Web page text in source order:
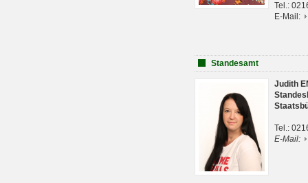
Tel.:
E-Mail:
Standesamt
Judith
Tel.:
E-Mail: